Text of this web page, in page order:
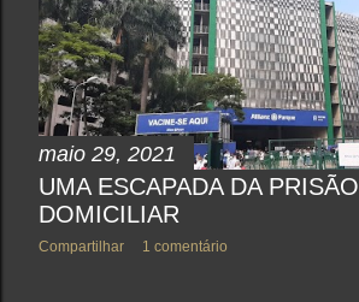
maio 29, 2021
UMA ESCAPADA DA PRISÃO
DOMICILIAR
Compartilhar 1 comentário